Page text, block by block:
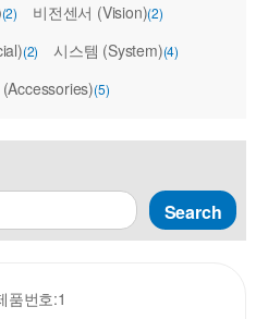
(2) 비전센서 (Vision)(2)
(2) 시스템 (System)(4)
(5)
Search
품번호:1